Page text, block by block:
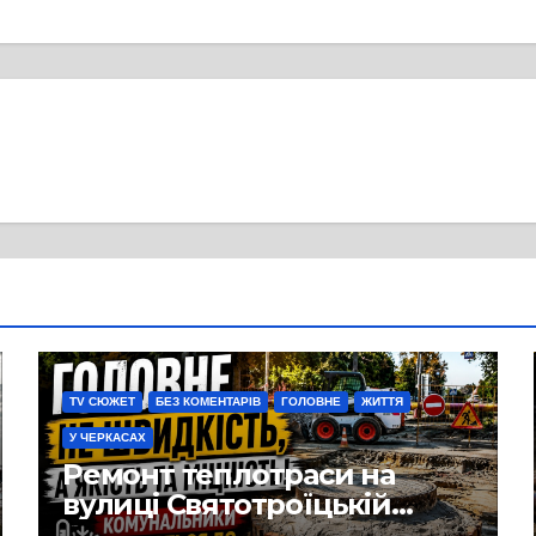
TV СЮЖЕТ БЕЗ КОМЕНТАРІВ ГОЛОВНЕ ЖИТТЯ
У ЧЕРКАСАХ
Ремонт теплотраси на
вулиці Святотроїцькій